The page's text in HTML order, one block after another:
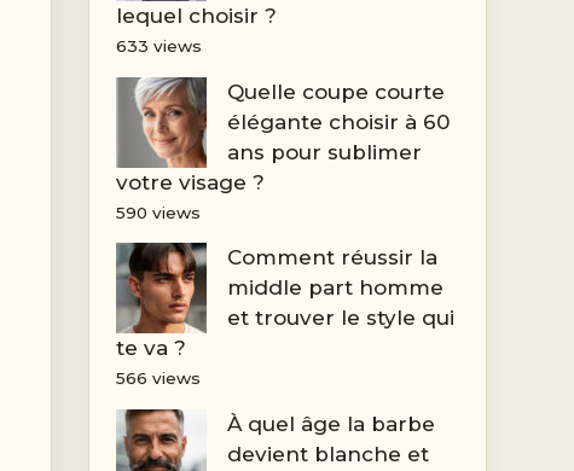
lequel choisir ?
633 views
Quelle coupe courte
élégante choisir à 60
ans pour sublimer
votre visage ?
590 views
Comment réussir la
middle part homme
et trouver le style qui
te va ?
566 views
À quel âge la barbe
devient blanche et